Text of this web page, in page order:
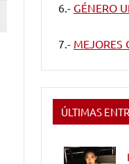
6.- GÉNERO
7.- MEJORES
ÚLTIMAS